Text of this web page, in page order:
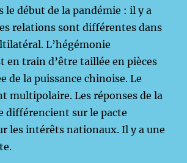
le début de la pandémie : il y a
relations sont différentes dans
L’hégémonie
en train d’être taillée en pièces
de la puissance chinoise. Le
multipolaire. Les réponses de la
différencient sur le pacte
les intérêts nationaux. Il y a une